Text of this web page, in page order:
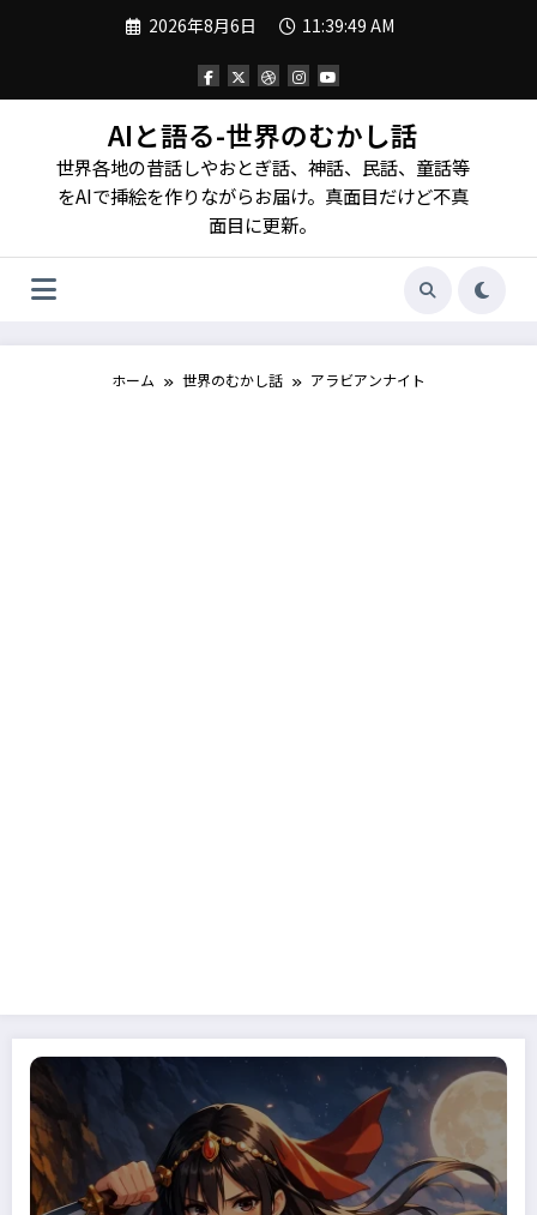
ツ
2026年8月6日 11:39:50 AM
AIと語る-世界のむかし話
世界各地の昔話しやおとぎ話、神話、民話、童話等
をAIで挿絵を作りながらお届け。真面目だけど不真
面目に更新。
ホーム 世界のむかし話 アラビアンナイト